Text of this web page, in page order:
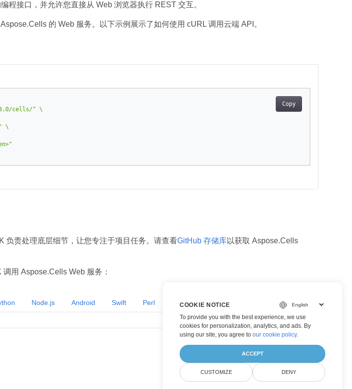
程接口，并允许您直接从 Web 浏览器执行 REST 交互。
的 Web 服务。以下示例展示了如何使用 cURL 调用云端 API。
Copy
cells/"
负责处理底层细节，让您专注于项目任务。请查看GitHub 存储库以获取 Aspose.Cells
用 Aspose.Cells Web 服务：
Node.js Android Swift Perl GoCOOKIE NOTICE
To provide you with the best experience, we use
cookies for personalization, analytics, and ads. By
using our site, you agree to our cookie policy.
ACCEPT
CUSTOMIZE DENY